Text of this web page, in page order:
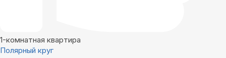
1-комнатная квартира
Полярный круг